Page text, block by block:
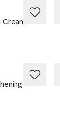
Cream